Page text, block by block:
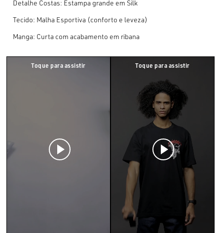
Detalhe Costas: Estampa grande em Silk
Tecido: Malha Esportiva (conforto e leveza)
Manga: Curta com acabamento em ribana